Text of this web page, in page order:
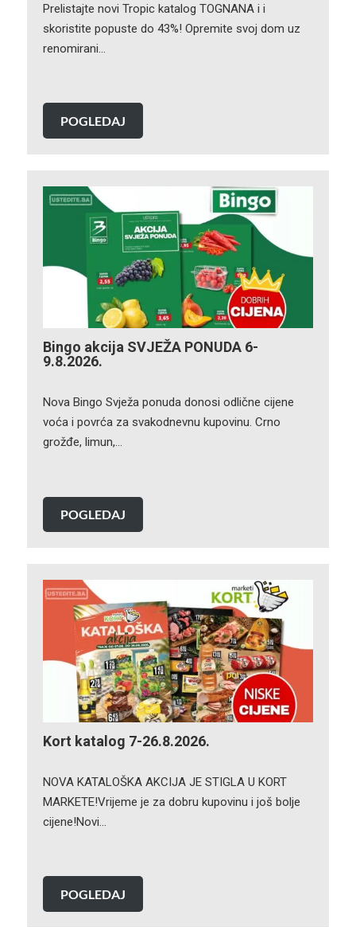
Prelistajte novi Tropic katalog TOGNANA i i
skoristite popuste do 43%! Opremite svoj dom uz
renomirani…
POGLEDAJ
Bingo akcija SVJEŽA PONUDA 6-
9.8.2026.
Nova Bingo Svježa ponuda donosi odlične cijene
voća i povrća za svakodnevnu kupovinu. Crno
grožđe, limun,…
POGLEDAJ
Kort katalog 7-26.8.2026.
NOVA KATALOŠKA AKCIJA JE STIGLA U KORT
MARKETE!Vrijeme je za dobru kupovinu i još bolje
cijene!Novi…
POGLEDAJ